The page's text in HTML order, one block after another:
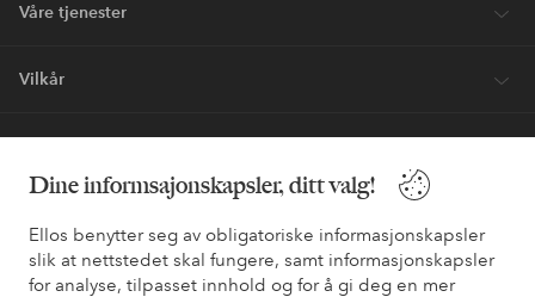
Dine informsajonskapsler, ditt valg!
Ellos benytter seg av obligatoriske informasjonskapsler
slik at nettstedet skal fungere, samt informasjonskapsler
for analyse, tilpasset innhold og for å gi deg en mer
Våre tjenester
Vilkår
Sikre betalinger - Betal direkte eller del opp
Vil du vite mer om våre betalingsalternativer?